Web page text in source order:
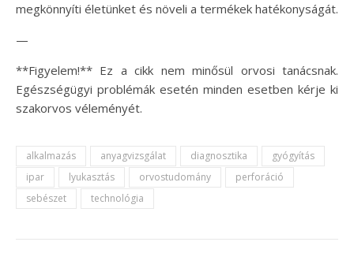
megkönnyíti életünket és növeli a termékek hatékonyságát.
—
**Figyelem!** Ez a cikk nem minősül orvosi tanácsnak.
Egészségügyi problémák esetén minden esetben kérje ki
szakorvos véleményét.
alkalmazás anyagvizsgálat diagnosztika
gyógyítás
ipar
lyukasztás orvostudomány
perforáció
sebészet
technológia